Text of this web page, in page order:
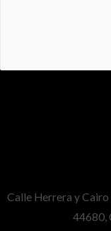
Calle Herrera y
44680,